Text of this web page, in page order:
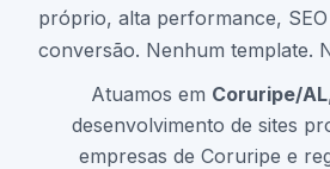
próprio, alta performance,
conversão. Nenhum template.
Atuamos em Coruripe/AL
desenvolvimento de sites
empresas de Coruripe e